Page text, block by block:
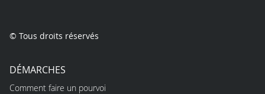
© Tous droits réservés
DÉMARCHES
Comment faire un pourvoi